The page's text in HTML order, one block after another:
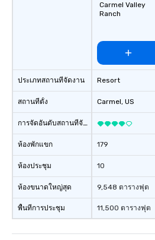
ประเภทสถานที่จัดงาน
สถานที่ตั้ง
การจัดอันดับสถานที่จัดงาน
ห้องพักแขก
ห้องประชุม
ห้องขนาดใหญ่สุด
พื้นที่การประชุม
Carmel Valley
Ranch
Resort
Carmel, US
179
10
9,548 ตารางฟุต
11,500 ตารางฟุต